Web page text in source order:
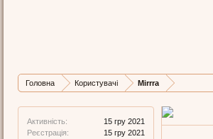
Головна Користувачі Mirrra
Активність:
15 гру 2021
Реєстрація:
15 гру 2021